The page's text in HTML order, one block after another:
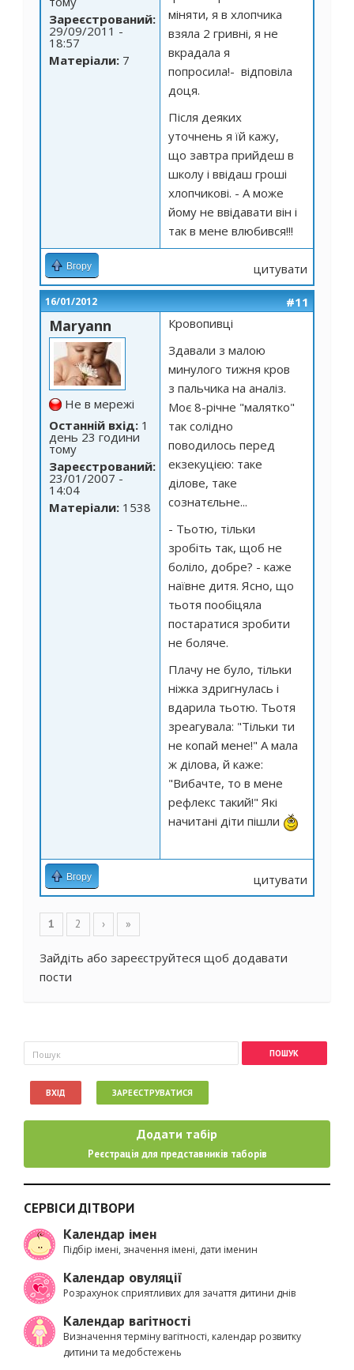
Зареєстрований:
29/09/2011 -
18:57
Матеріали: 7
міняти, я в хлопчика
взяла 2 гривні, я не
вкрадала я
попросила!- відповіла
доця.
Після деяких
уточнень я їй кажу,
що завтра прийдеш в
школу і ввідаш гроші
хлопчикові. - А може
йому не ввідавати він і
так в мене влюбився!!!
Вгору цитувати
16/01/2012 #11
Maryann
Не в мережі
Останній вхід: 1
день 23 години
тому
Зареєстрований:
23/01/2007 -
14:04
Матеріали: 1538
Кровопивці
Здавали з малою
минулого тижня кров
з пальчика на аналіз.
Моє 8-річне "малятко"
так солідно
поводилось перед
екзекуцією: таке
ділове, таке
сознатєльне...
- Тьотю, тільки
зробіть так, щоб не
боліло, добре? - каже
наївне дитя. Ясно, що
тьотя пообіцяла
постаратися зробити
не боляче.
Плачу не було, тільки
ніжка здригнулась і
вдарила тьотю. Тьотя
зреагувала: "Тільки ти
не копай мене!" А мала
ж ділова, й каже:
"Вибачте, то в мене
рефлекс такий!" Які
начитані діти пішли
Вгору цитувати
Сторінки
1 2 › »
Зайдіть або зареєструйтеся щоб додавати
пости
Пошукова форма
Пошук
ВХІД ЗАРЕЄСТРУВАТИСЯ
Додати табір
Реєстрація для представників таборів
СЕРВІСИ ДІТВОРИ
Календар імен
Підбір імені, значення імені, дати іменин
Календар овуляції
Розрахунок сприятливих для зачаття дитини днів
Календар вагітності
Визначення терміну вагітності, календар розвитку
дитини та медобстежень